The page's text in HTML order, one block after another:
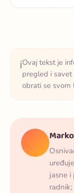
ℹ️Ovaj tekst je
pregled i savet
obrati se svom
jasne i